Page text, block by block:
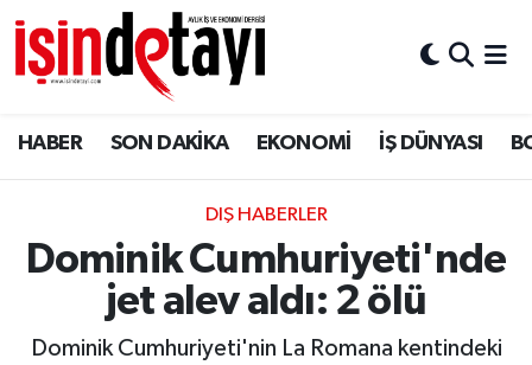
HABER SON DAKİKA EKONOMİ İŞ DÜNYASI
DIŞ HABERLER
Dominik Cumhuriyeti'nde
jet alev aldı: 2 ölü
Dominik Cumhuriyeti'nin La Romana kentindeki
DÜNYA
Eğitim
ENERJİ HABERİ
Nöbetçi Eczaneler
Hava Durumu
İstanbul Namaz Vakitleri
Trafik Durumu